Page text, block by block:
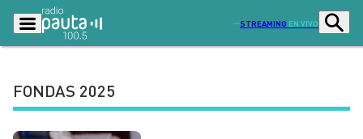
STREAMING EN VIVO
FONDAS 2025